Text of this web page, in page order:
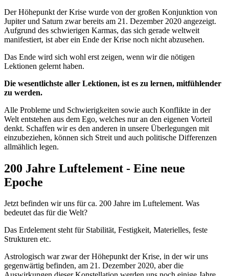
Der Höhepunkt der Krise wurde von der großen Konjunktion von
Jupiter und Saturn zwar bereits am 21. Dezember 2020 angezeigt.
Aufgrund des schwierigen Karmas, das sich gerade weltweit
manifestiert, ist aber ein Ende der Krise noch nicht abzusehen.
Das Ende wird sich wohl erst zeigen, wenn wir die nötigen
Lektionen gelernt haben.
Die wesentlichste aller Lektionen, ist es zu lernen, mitfühlender
zu werden.
Alle Probleme und Schwierigkeiten sowie auch Konflikte in der
Welt entstehen aus dem Ego, welches nur an den eigenen Vorteil
denkt. Schaffen wir es den anderen in unsere Überlegungen mit
einzubeziehen, können sich Streit und auch politische Differenzen
allmählich legen.
200 Jahre Luftelement - Eine neue
Epoche
Jetzt befinden wir uns für ca. 200 Jahre im Luftelement. Was
bedeutet das für die Welt?
Das Erdelement steht für Stabilität, Festigkeit, Materielles, feste
Strukturen etc.
Astrologisch war zwar der Höhepunkt der Krise, in der wir uns
gegenwärtig befinden, am 21. Dezember 2020, aber die